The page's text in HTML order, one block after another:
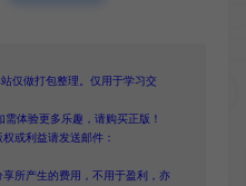
仅做打包整理。仅用于学习交
体验更多乐趣，请购买正版！
或利益请发送邮件：
所产生的费用，不用于盈利，亦